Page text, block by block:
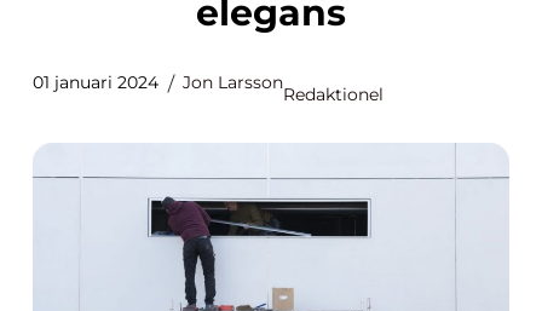
elegans
01 januari 2024 Jon Larsson
Redaktionel